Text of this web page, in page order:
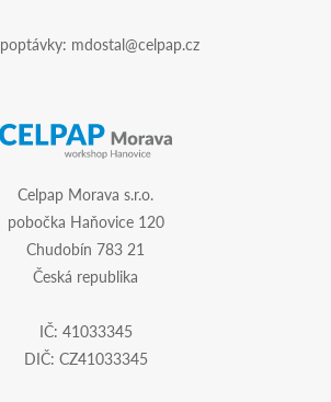
mdostal@celpap.cz
Celpap Morava s.r.o.
pobočka Haňovice 120
Chudobín 783 21
Česká republika
IČ: 41033345
DIČ: CZ41033345